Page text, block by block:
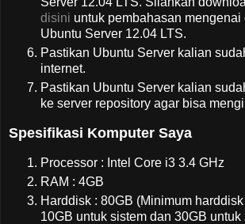
disini untuk pembahasan mengenai
Ubuntu Server 12.04 LTS.
Pastikan Ubuntu Server kalian
internet.
Pastikan Ubuntu Server kalian
ke server repository agar bisa
Spesifikasi Komputer Saya
Processor : Intel Core i3 3.4 GHz
RAM : 4GB
Harddisk : 80GB (Minimum
10GB untuk sistem dan 30GB untuk